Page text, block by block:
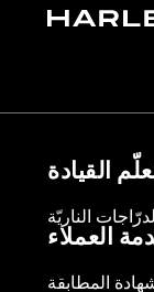
In the Box:2
القيادة
الناريّة
العملاء
المطابقة